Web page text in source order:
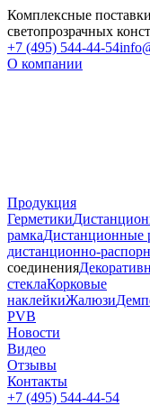
Комплексные
светопрозрачных
+7 (495) 544-44-54
О компании
Продукция
Герметики
рамкаДистанционные
дистанционно-
соединения
стеклаКорковые
наклейкиЖалюзи
PVB
Новости
Видео
Отзывы
Контакты
+7 (495) 544-44-54